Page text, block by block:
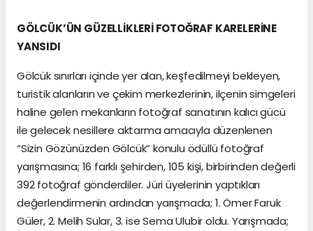
GÖLCÜK’ÜN GÜZELLİKLERİ FOTOĞRAF KARELERİNE
YANSIDI
Gölcük sınırları içinde yer alan, keşfedilmeyi bekleyen,
turistik alanların ve çekim merkezlerinin, ilçenin simgeleri
haline gelen mekanların fotoğraf sanatının kalıcı gücü
ile gelecek nesillere aktarma amacıyla düzenlenen
“Sizin Gözünüzden Gölcük” konulu ödüllü fotoğraf
yarışmasına; 16 farklı şehirden, 105 kişi, birbirinden değerli
392 fotoğraf gönderdiler. Jüri üyelerinin yaptıkları
değerlendirmenin ardından yarışmada; 1. Ömer Faruk
Güler, 2. Melih Sular, 3. ise Sema Ulubir oldu. Yarışmada;